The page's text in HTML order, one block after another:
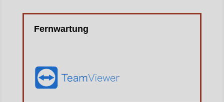
Fernwartung